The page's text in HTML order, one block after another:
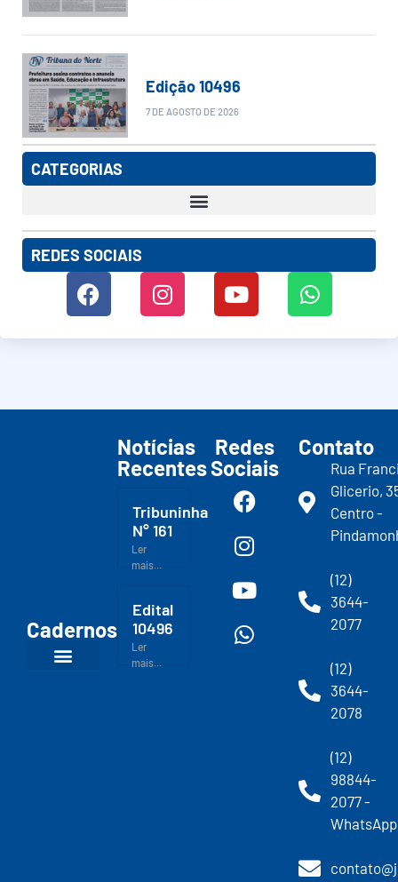
Edição 10496
7 DE AGOSTO DE 2026
CATEGORIAS
REDES SOCIAIS
Cadernos
Notícias
Recentes
Tribuninha
N° 161
Ler
mais...
Edital
10496
Ler
mais...
Redes
Sociais
Contato
Rua
Glicerio,
Centro -
(12)
3644-
2077
(12)
3644-
2078
(12)
98844-
2077 -
WhatsApp